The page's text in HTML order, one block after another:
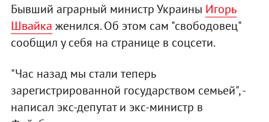
Бывший аграрный министр Украины Игорь
Швайка женился. Об этом сам "свободовец"
сообщил у себя на странице в соцсети.
"Час назад мы стали теперь
зарегистрированной государством семьей", -
написал экс-депутат и экс-министр в